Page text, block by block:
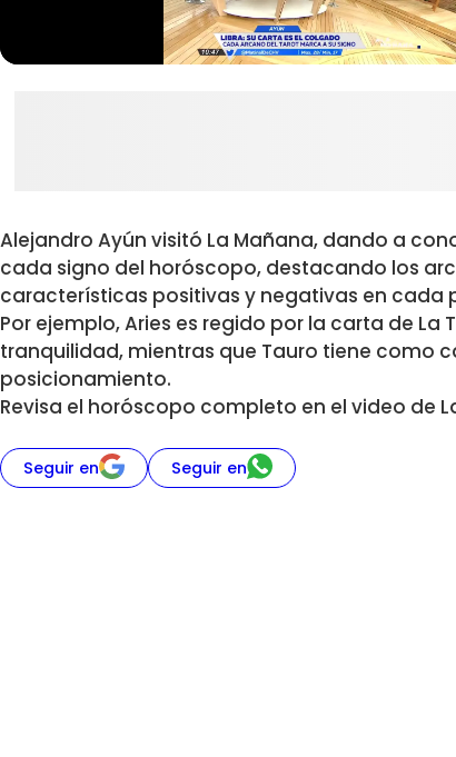
Alejandro Ayún visitó La Mañana, dando a
cada signo del horóscopo, destacando los
características positivas y negativas en cada
Por ejemplo, Aries es regido por la carta de
tranquilidad, mientras que Tauro tiene como
posicionamiento.
Revisa el horóscopo completo en el video de
Seguir en Seguir en